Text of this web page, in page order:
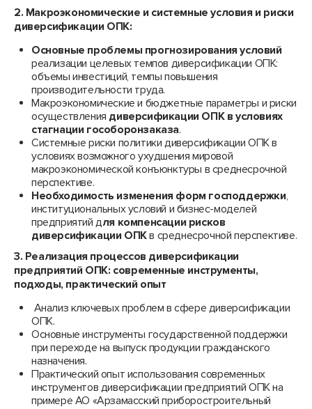
2. Макроэкономические и системные условия и риски
диверсификации ОПК:
Основные проблемы прогнозирования условий
реализации целевых темпов диверсификации ОПК:
объемы инвестиций, темпы повышения
производительности труда.
Макроэкономические и бюджетные параметры и риски
осуществления диверсификации ОПК в условиях
стагнации гособоронзаказа.
Системные риски политики диверсификации ОПК в
условиях возможного ухудшения мировой
макроэкономической конъюнктуры в среднесрочной
перспективе.
Необходимость изменения форм господдержки,
институциональных условий и бизнес-моделей
предприятий для компенсации рисков
диверсификации ОПКв среднесрочной перспективе.
3. Реализация процессов диверсификации
предприятий ОПК: современные инструменты,
подходы, практический опыт
Анализ ключевых проблем в сфере диверсификации
ОПК.
Основные инструменты государственной поддержки
при переходе на выпуск продукции гражданского
назначения.
Практический опыт использования современных
инструментов диверсификации предприятий ОПК на
примере АО «Арзамасский приборостроительный